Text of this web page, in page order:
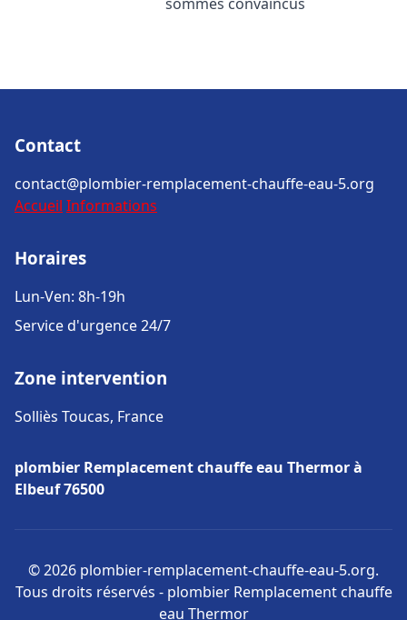
Contact
contact@plombier-remplacement-chauffe-eau-5.org
Accueil Informations
Horaires
Lun-Ven: 8h-19h
Service d'urgence 24/7
Zone intervention
Solliès Toucas, France
plombier Remplacement chauffe eau Thermor à
Elbeuf 76500
© 2026 plombier-remplacement-chauffe-eau-5.org.
Tous droits réservés - plombier Remplacement chauffe
eau Thermor